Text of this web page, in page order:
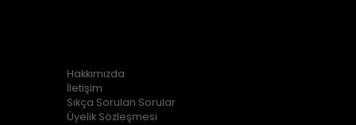
Hakkımızda
İletişim
Sıkça Sorulan Sorular
Üyelik Sözleşmesi